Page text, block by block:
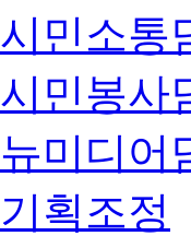
시민소통
시민봉사
뉴미디어
기획조정